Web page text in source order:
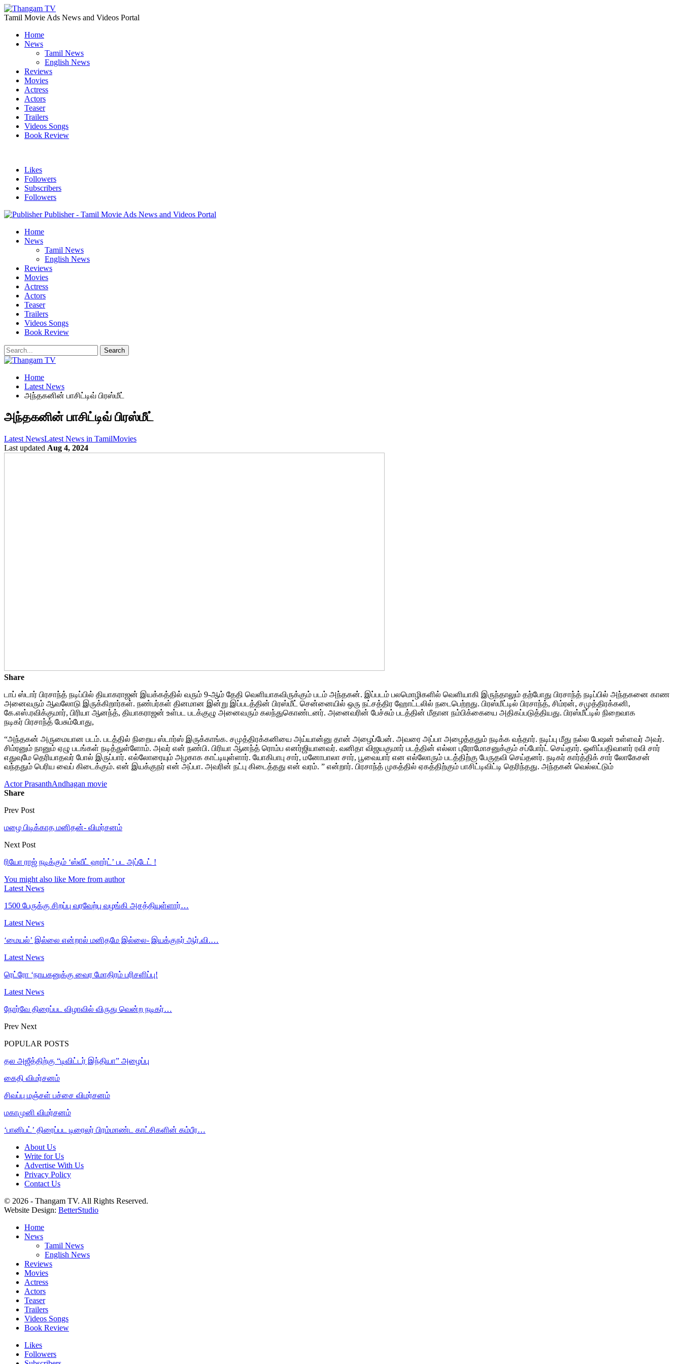
Tamil Movie Ads News and Videos Portal
Home
News
Tamil News
English News
Reviews
Movies
Actress
Actors
Teaser
Trailers
Videos Songs
Book Review
Likes
Followers
Subscribers
Followers
Publisher - Tamil Movie Ads News and Videos Portal
Home
News
Tamil News
English News
Reviews
Movies
Actress
Actors
Teaser
Trailers
Videos Songs
Book Review
Home
Latest News
அந்தகனின் பாசிட்டிவ் பிரஸ்மீட்
அந்தகனின் பாசிட்டிவ் பிரஸ்மீட்
Latest NewsLatest News in TamilMovies
Last updated Aug 4, 2024
Share
டாப் ஸ்டார் பிரசாந்த் நடிப்பில் தியாகராஜன் இயக்கத்தில் வரும் 9-ஆம் தேதி வெளியாகவிருக்கும் படம் அந்தகன். இப்படம் பலமொழிகளில் வெளியாகி இருந்தாலும் தற்போது பிரசாந்த் நடிப்பில் அந்தகனை காண
அனைவரும் ஆவலோடு இருக்கிறார்கள். நண்பர்கள் தினமான இன்று இப்படத்தின் பிரஸ்மீட் சென்னையில் ஒரு நட்சத்திர ஹோட்டலில் நடைபெற்றது. பிரஸ்மீட்டில் பிரசாந்த், சிம்ரன், சமுத்திரக்கனி,
கே.எஸ்.ரவிக்குமார், பிரியா ஆனந்த், தியாகராஜன் உள்பட படக்குழு அனைவரும் கலந்துகொண்டனர். அனைவரின் பேச்சும் படத்தின் மீதான நம்பிக்கையை அதிகப்படுத்தியது. பிரஸ்மீட்டில் நிறைவாக
நடிகர் பிரசாந்த் பேசும்போது,
“அந்தகன் அருமையான படம். படத்தில் நிறைய ஸ்டார்ஸ் இருக்காங்க. சமுத்திரக்கனியை அய்யான்னு தான் அழைப்பேன். அவரை அப்பா அழைத்ததும் நடிக்க வந்தார். நடிப்பு மீது நல்ல பேஷன் உள்ளவர் அவர்.
சிம்ரனும் நானும் ஏழு படங்கள் நடித்துள்ளோம். அவர் என் நண்பி. பிரியா ஆனந்த் ரொம்ப எனர்ஜியானவர். வனிதா விஜயகுமார் படத்தின் எல்லா புரோமோசனுக்கும் சப்போர்ட் செய்தார். ஒளிப்பதிவாளர் ரவி சார்
எதுவுமே தெரியாதவர் போல் இருப்பார். எல்லோரையும் அழகாக காட்டியுள்ளார். யோகிபாபு சார், மனோபாலா சார், பூவையார் என எல்லோரும் படத்திற்கு பேருதவி செய்தனர். நடிகர் கார்த்திக் சார் லோகேசன்
வந்ததும் பெரிய வைப் கிடைக்கும். என் இயக்குநர் என் அப்பா. அவரின் நட்பு கிடைத்தது என் வரம். ” என்றார். பிரசாந்த் முகத்தில் ஏகத்திற்கும் பாசிட்டிவிட்டி தெரிந்தது. அந்தகன் வெல்லட்டும்
Actor PrasanthAndhagan movie
Share
Prev Post
மழை பிடிக்காத மனிதன்- விமர்சனம்
Next Post
ரியோ ராஜ் நடிக்கும் ‘ஸ்வீட் ஹார்ட்’ பட அப்டேட் !
You might also like More from author
Latest News
1500 பேருக்கு சிறப்பு வரவேற்பு வழங்கி அசத்தியுள்ளார்…
Latest News
‘மையல்’ இல்லை என்றால் மனிதமே இல்லை- இயக்குநர் ஆர்.வி.…
Latest News
ரெட்ரோ ‘நாயகனுக்கு வைர மோதிரம் பரிசளிப்பு!
Latest News
நோர்வே திரைப்பட விழாவில் விருது வென்ற நடிகர்…
Prev Next
POPULAR POSTS
தல அஜீத்திற்கு “டிவிட்டர் இந்தியா” அழைப்பு
கைதி விமர்சனம்
சிவப்பு மஞ்சள் பச்சை விமர்சனம்
மகாமுனி விமர்சனம்
‘பானிபட்’ திரைப்பட டிரைலர் பிரம்மாண்ட காட்சிகளின் கம்பீர…
About Us
Write for Us
Advertise With Us
Privacy Policy
Contact Us
© 2026 - Thangam TV. All Rights Reserved.
Website Design: BetterStudio
Home
News
Tamil News
English News
Reviews
Movies
Actress
Actors
Teaser
Trailers
Videos Songs
Book Review
Likes
Followers